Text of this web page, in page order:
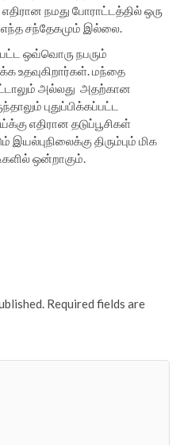
நமது போராட்டத்தில் ஒரு
எந்த சந்தேகமும் இல்லை.
ஒவ்வொரு நபரும்
உதவுகிறார்கள். மந்தை
அல்லது அதற்கான
புதுப்பிக்கப்பட்ட
எதிரான தடுப்பூசிகள்
திரும்பும் மிக
ஒன்றாகும்.
Required fields are